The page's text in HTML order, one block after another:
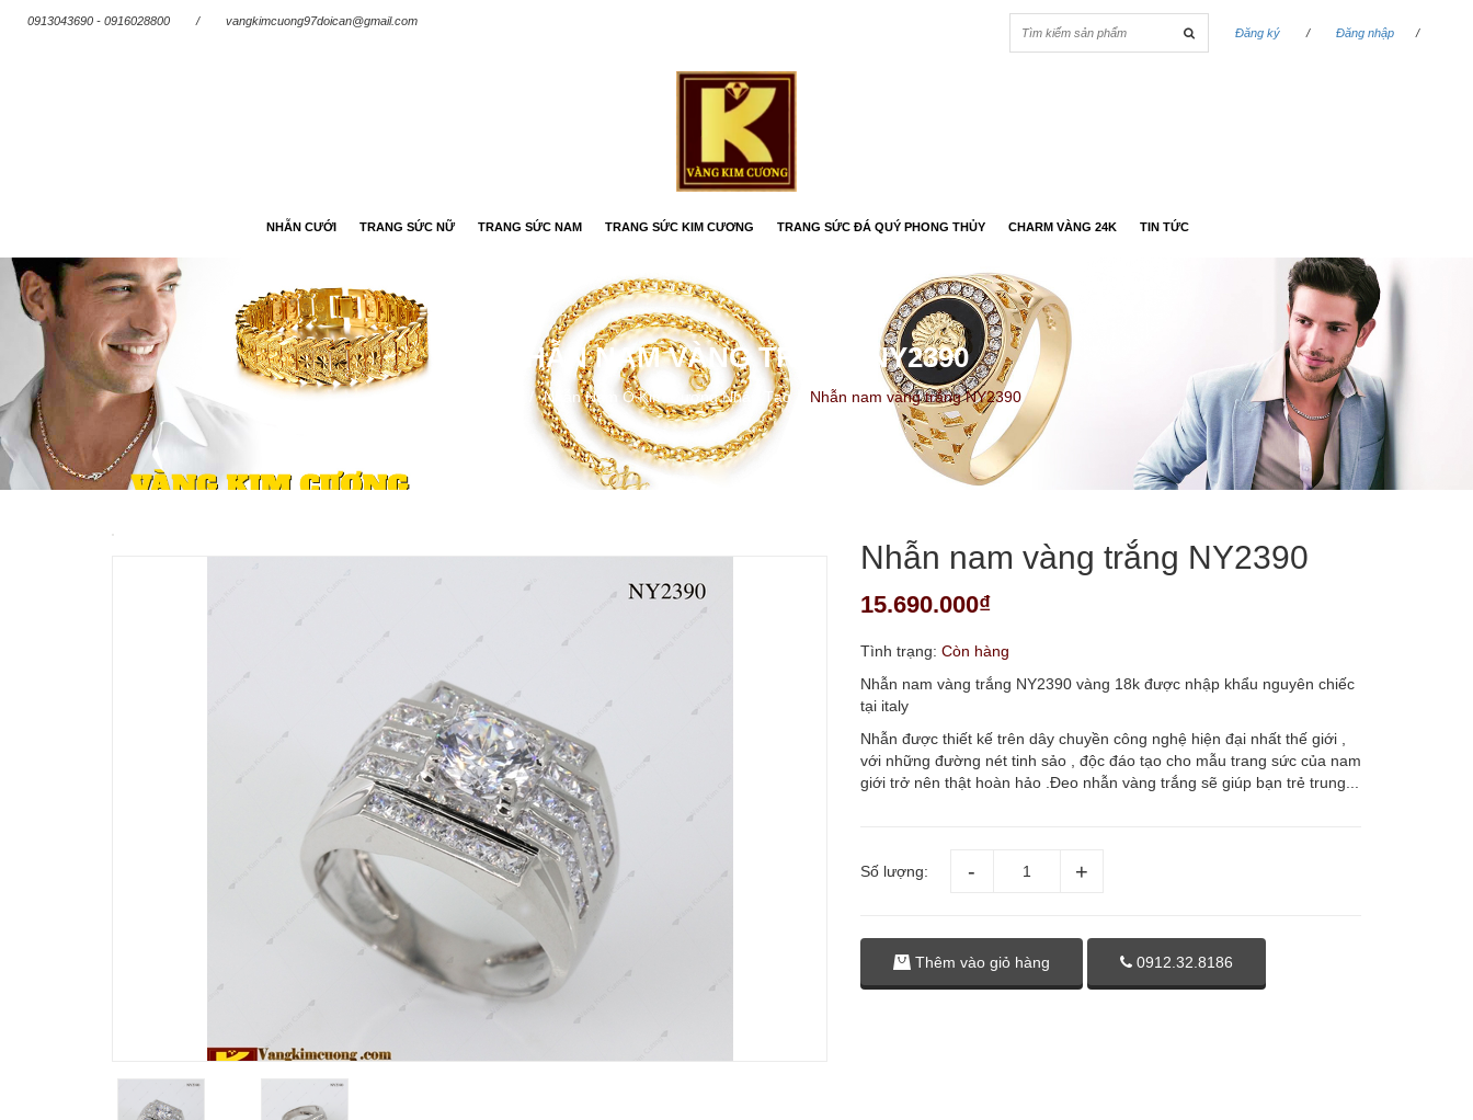
0913043690 - 0916028800 /
vangkimcuong97doican@gmail.com
Đăng ký
/ Đăng nhập /
NHẪN CƯỚI TRANG SỨC NỮ TRANG SỨC NAM TRANG SỨC KIM CƯƠNG TRANG SỨC ĐÁ QUÝ PHONG THỦY CHARM VÀNG 24K TIN TỨC
NHẪN NAM VÀNG TRẮNG NY2390
Nhẫn Nam Ổ Kim Cương Nhân Tạo Nhẫn nam vàng trắng NY2390
Nhẫn nam vàng trắng NY2390
15.690.000₫
Tình trạng: Còn hàng
Nhẫn nam vàng trắng NY2390 vàng 18k được nhập khẩu nguyên chiếc
tại italy
Nhẫn được thiết kế trên dây chuyền công nghệ hiện đại nhất thế giới ,
với những đường nét tinh sảo , độc đáo tạo cho mẫu trang sức của nam
giới trở nên thật hoàn hảo .Đeo nhẫn vàng trắng sẽ giúp bạn trẻ trung...
Số lượng:
Thêm vào giỏ hàng 0912.32.8186